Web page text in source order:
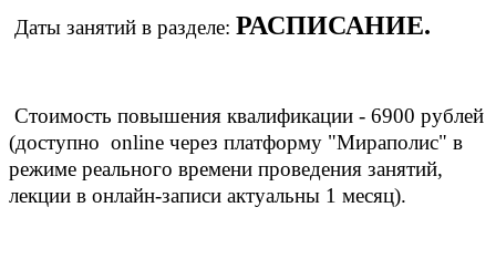
Даты занятий в разделе: РАСПИСАНИЕ.
Стоимость повышения квалификации - 6900 рублей
(доступно online через платформу "Мираполис" в
режиме реального времени проведения занятий,
лекции в онлайн-записи актуальны 1 месяц).